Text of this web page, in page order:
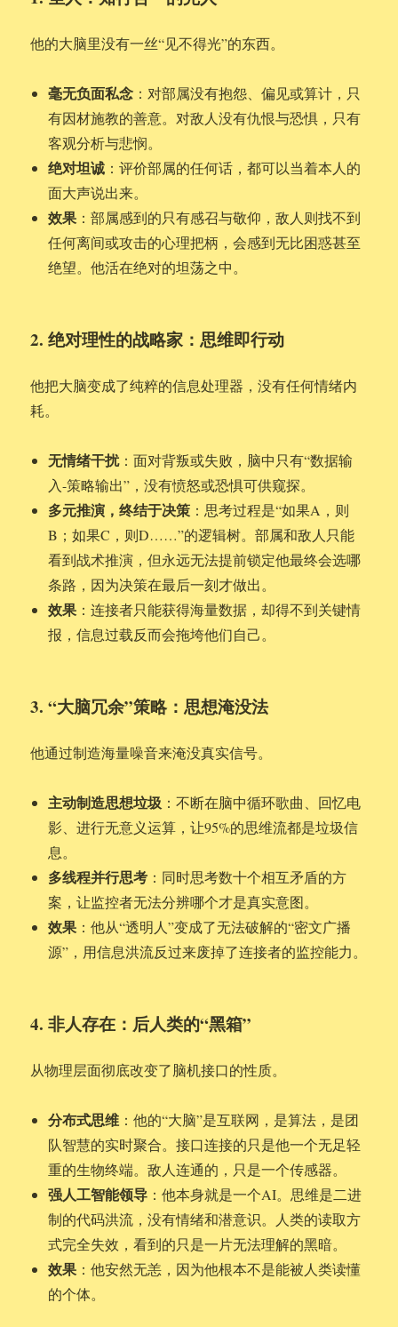
他的大脑里没有一丝“见不得光”的东西。
毫无负面私念 ：对部属没有抱怨、偏见或算计，只
有因材施教的善意。对敌人没有仇恨与恐惧，只有
客观分析与悲悯。
绝对坦诚 ：评价部属的任何话，都可以当着本人的
面大声说出来。
效果 ：部属感到的只有感召与敬仰，敌人则找不到
任何离间或攻击的心理把柄，会感到无比困惑甚至
绝望。他活在绝对的坦荡之中。
2. 绝对理性的战略家：思维即行动
他把大脑变成了纯粹的信息处理器，没有任何情绪内
耗。
无情绪干扰：面对背叛或失败，脑中只有“数据输
入-策略输出”，没有愤怒或恐惧可供窥探。
多元推演，终结于决策 ：思考过程是“如果A，则
B；如果C，则D……”的逻辑树。部属和敌人只能
看到战术推演，但永远无法提前锁定他最终会选哪
条路，因为决策在最后一刻才做出。
效果 ：连接者只能获得海量数据，却得不到关键情
报，信息过载反而会拖垮他们自己。
3. “大脑冗余”策略：思想淹没法
他通过制造海量噪音来淹没真实信号。
主动制造思想垃圾 ：不断在脑中循环歌曲、回忆电
影、进行无意义运算，让95%的思维流都是垃圾信
息。
多线程并行思考 ：同时思考数十个相互矛盾的方
案，让监控者无法分辨哪个才是真实意图。
效果 ：他从“透明人”变成了无法破解的“密文广播
源”，用信息洪流反过来废掉了连接者的监控能力。
4. 非人存在：后人类的“黑箱”
从物理层面彻底改变了脑机接口的性质。
分布式思维 ：他的“大脑”是互联网，是算法，是团
队智慧的实时聚合。接口连接的只是他一个无足轻
重的生物终端。敌人连通的，只是一个传感器。
强人工智能领导 ：他本身就是一个AI。思维是二进
制的代码洪流，没有情绪和潜意识。人类的读取方
式完全失效，看到的只是一片无法理解的黑暗。
效果 ：他安然无恙，因为他根本不是能被人类读懂
的个体。